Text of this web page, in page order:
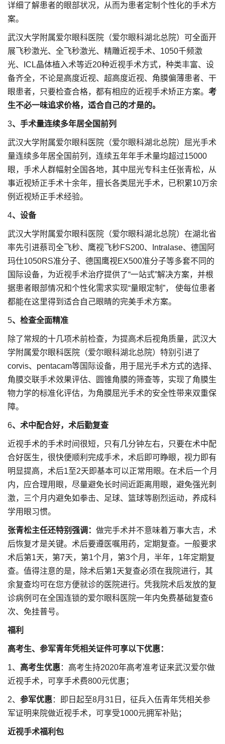
详细了解患者的眼部状况，从而为患者定制个性化的手术方
案。
武汉大学附属爱尔眼科医院（爱尔眼科湖北总院）可全面开
展飞秒激光、全飞秒激光、精雕近视手术、1050千频激
光、ICL晶体植入术等近20种近视手术方式，种类丰富、设
备齐全，不论是高度近视、超高度近视、角膜偏薄患者、干
眼患者，只要检查合格，都有相应的近视手术矫正方案。 考
生不必一味追求价格，适合自己的才是的。
3、手术量连续多年居全国前列
武汉大学附属爱尔眼科医院（爱尔眼科湖北总院）屈光手术
量连续多年居全国前列，连续五年年手术量均超过15000
眼，手术人群幅射全国各地，其中屈光专科主任张青松，从
事近视矫正手术十余年，擅长各类屈光手术，已积累10万余
例近视矫正手术经验。
4、设备
武汉大学附属爱尔眼科医院（爱尔眼科湖北总院）在湖北省
率先引进蔡司全飞秒、鹰视飞秒FS200、Intralase、德国阿
玛仕1050RS准分子、德国鹰视EX500准分子等多套不同的
国际设备，为近视手术治疗提供了“一站式”解决方案，并根
据患者眼部情况和个性化需求实现“量眼定制”， 使每位患者
都能在这里得到适合自己眼睛的完美手术方案。
5、检查全面精准
除了常规的十几项术前检查，为提高术后视角质量，武汉大
学附属爱尔眼科医院（爱尔眼科湖北总院）特别引进了
corvis、pentacam等国际设备，用于屈光手术方式的选择、
角膜交联手术效果评估、圆锥角膜的筛查等，实现了角膜生
物力学的标准化评估，为角膜屈光手术的安全性带来双重保
障。
6、术中配合好，术后勤复查
近视手术的手术时间很短，只有几分钟左右，只要在术中配
合好医生，很快便顺利完成手术，术后即可睁眼，视力即有
明显提高，术后1至2天即基本可以正常用眼。在术后一个月
内，应合理用眼，尽量避免长时间近距离用眼，避免强光刺
激，三个月内避免如拳击、足球、篮球等剧烈运动，养成科
学用眼习惯。
张青松主任还特别强调： 做完手术并不意味着万事大吉，术
后恢复才是关键。术后要遵医嘱用药，定期复查。一般要求
术后第1天，第7天，第1个月，第3个月，半年，1年定期复
查。值得注意的是，除术后第1天复查必须在我院进行，其
余复查均可在您方便就诊的医院进行。凭我院术后发放的复
诊病例可在全国连锁的爱尔眼科医院一年内免费基础复查6
次、免挂普号。
福利
高考生、参军青年凭相关证件可享以下优惠：
1、 高考生优惠：高考生持2020年高考准考证来武汉爱尔做
近视手术，可享手术费800元优惠；
2、 参军优惠：即日起至8月31日，征兵入伍青年凭相关参
军证明来院做近视手术，可享受1000元拥军补贴；
近视手术福利包